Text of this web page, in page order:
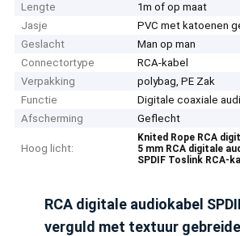
Lengte
1m of op maat
Jasje
PVC met katoenen
Geslacht
Man op man
Connectortype
RCA-kabel
Verpakking
polybag, PE Zak
Functie
Digitale coaxiale
Afscherming
Geflecht
Hoog licht:
Knited Rope RCA
5 mm RCA digitale
SPDIF Toslink RCA-
RCA digitale audiokabel
verguld met textuur